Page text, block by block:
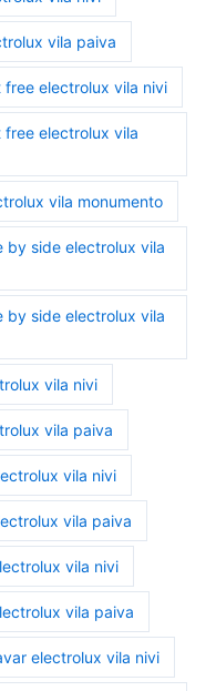
vila paiva
electrolux vila nivi
electrolux vila
vila monumento
by side electrolux vila
by side electrolux vila
vila nivi
vila paiva
vila nivi
vila paiva
vila nivi
vila paiva
electrolux vila nivi